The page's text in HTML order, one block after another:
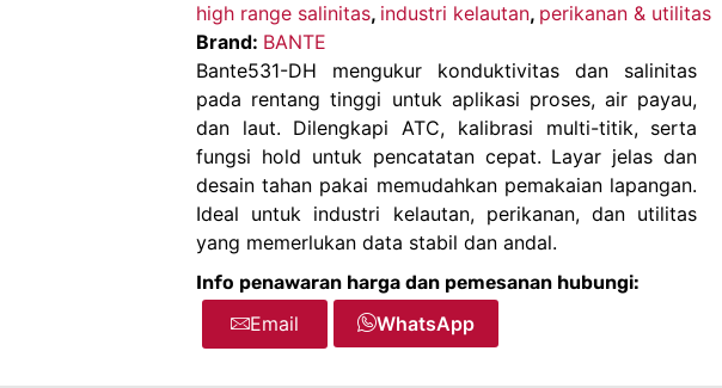
high range salinitas, industri kelautan, perikanan & utilitas
Brand: BANTE
Bante531-DH mengukur konduktivitas dan salinitas
pada rentang tinggi untuk aplikasi proses, air payau,
dan laut. Dilengkapi ATC, kalibrasi multi-titik, serta
fungsi hold untuk pencatatan cepat. Layar jelas dan
desain tahan pakai memudahkan pemakaian lapangan.
Ideal untuk industri kelautan, perikanan, dan utilitas
yang memerlukan data stabil dan andal.
Info penawaran harga dan pemesanan hubungi:
Email WhatsApp